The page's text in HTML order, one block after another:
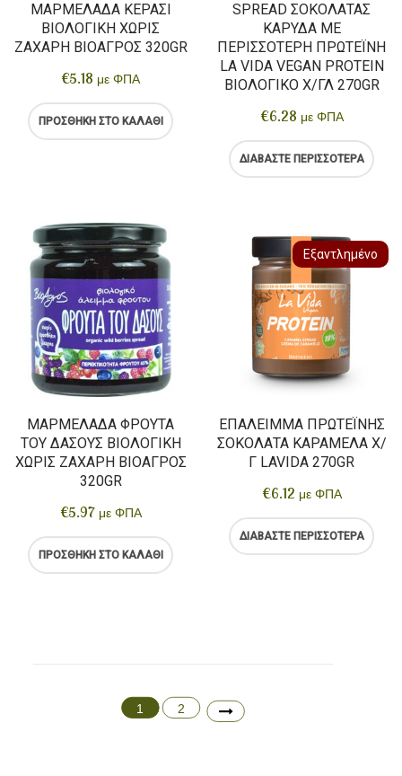
ΜΑΡΜΕΛΆΔΑ ΚΕΡΆΣΙ
ΒΙΟΛΟΓΙΚΉ ΧΩΡΊΣ
ΖΆΧΑΡΗ ΒΙΟΑΓΡΌΣ 320GR
€5.18 με ΦΠΑ
ΠΡΟΣΘΉΚΗ ΣΤΟ ΚΑΛΆΘΙ
SPREAD ΣΟΚΟΛΆΤΑΣ
ΚΑΡΎΔΑ ΜΕ
ΠΕΡΙΣΣΌΤΕΡΗ ΠΡΩΤΕΪΝΗ
LA VIDA VEGAN PROTEIN
ΒΙΟΛΟΓΙΚΌ X/ΓΛ 270GR
€6.28 με ΦΠΑ
ΔΙΑΒΆΣΤΕ ΠΕΡΙΣΣΌΤΕΡΑ
ΜΑΡΜΕΛΆΔΑ ΦΡΟΎΤΑ
ΤΟΥ ΔΆΣΟΥΣ ΒΙΟΛΟΓΙΚΉ
ΧΩΡΊΣ ΖΆΧΑΡΗ ΒΙΟΑΓΡΌΣ
320GR
€5.97 με ΦΠΑ
ΠΡΟΣΘΉΚΗ ΣΤΟ ΚΑΛΆΘΙ
Εξαντλημένο
ΕΠΆΛΕΙΜΜΑ ΠΡΩΤΕΪ́ΝΗΣ
ΣΟΚΟΛΆΤΑ ΚΑΡΑΜΈΛΑ Χ/
Γ LAVIDA 270GR
€6.12 με ΦΠΑ
ΔΙΑΒΆΣΤΕ ΠΕΡΙΣΣΌΤΕΡΑ
1 2